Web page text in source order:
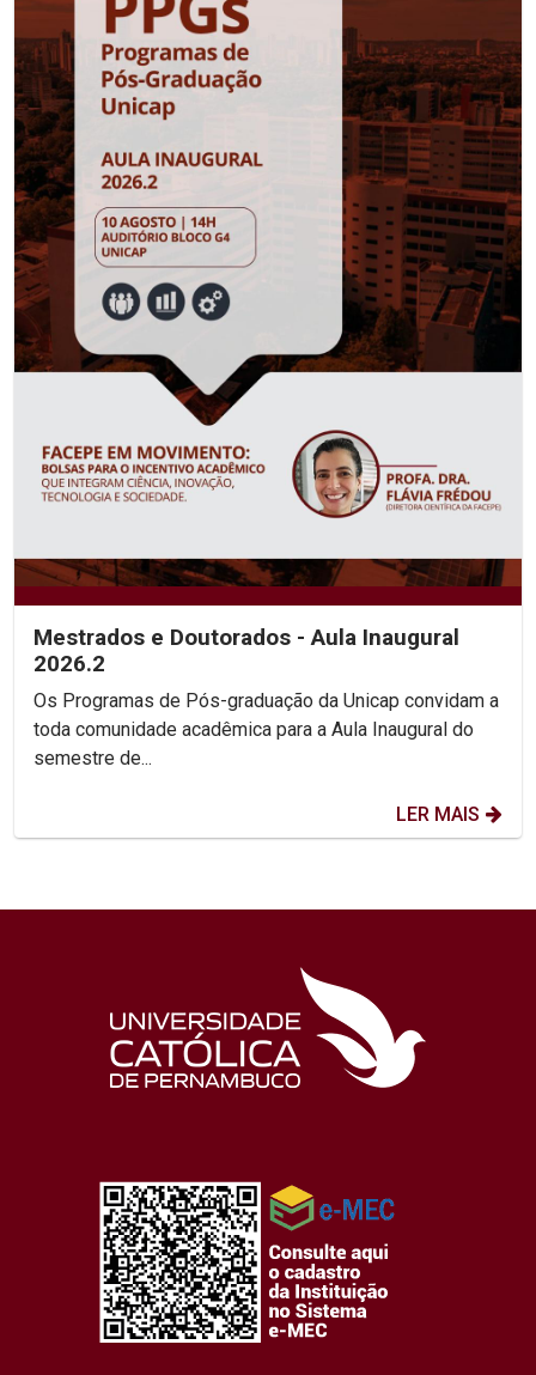
Mestrados e Doutorados - Aula Inaugural
2026.2
Os Programas de Pós-graduação da Unicap convidam a
toda comunidade acadêmica para a Aula Inaugural do
semestre de...
LER MAIS